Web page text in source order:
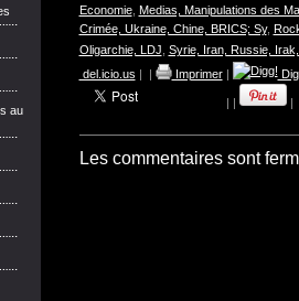
au
Economie, Medias, Manipulations des
Crimée, Ukraine, Chine, BRICS; Sy,
Oligarchie, LDJ Syrie, Iran, Russie,
del.icio.us | | Imprimer|
| | |
Les commentaires sont